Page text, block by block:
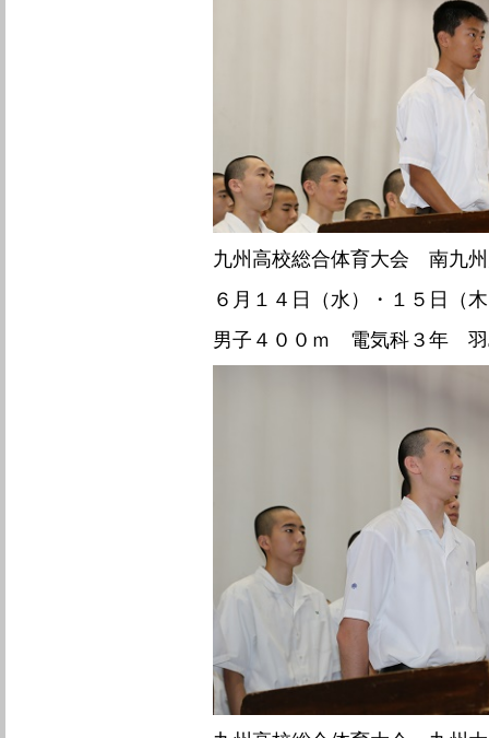
九州高校総合体育大会 南九
６月１４日（水）・１５日（
男子４００ｍ 電気科３年